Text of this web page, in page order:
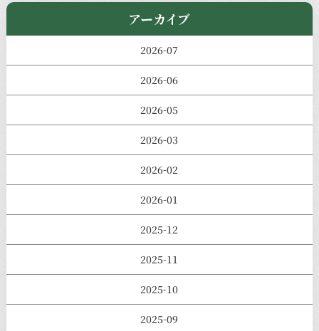
アーカイブ
2026-07
2026-06
2026-05
2026-03
2026-02
2026-01
2025-12
2025-11
2025-10
2025-09